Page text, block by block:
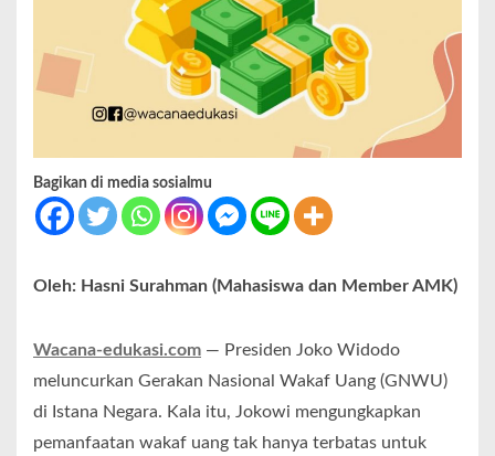
Bagikan di media sosialmu
Oleh: Hasni Surahman (Mahasiswa dan Member AMK)
Wacana-edukasi.com — Presiden Joko Widodo
meluncurkan Gerakan Nasional Wakaf Uang (GNWU)
di Istana Negara. Kala itu, Jokowi mengungkapkan
pemanfaatan wakaf uang tak hanya terbatas untuk